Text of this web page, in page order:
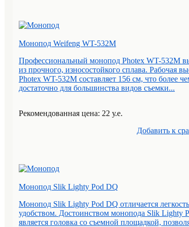
Монопод Weifeng WT-532M
Профессиональный монопод Photex WT-532M
из прочного, износостойкого сплава. Рабочая
Photex WT-532M составляет 156 см, что более
достаточно для большинства видов съемки...
Рекомендованная цена: 22 у.е.
Добавить к
Монопод Slik Lighty Pod DQ
Монопод Slik Lighty Pod DQ отличается
удобством. Достоинством монопода Slik Lighty
является головка со съемной площадкой,